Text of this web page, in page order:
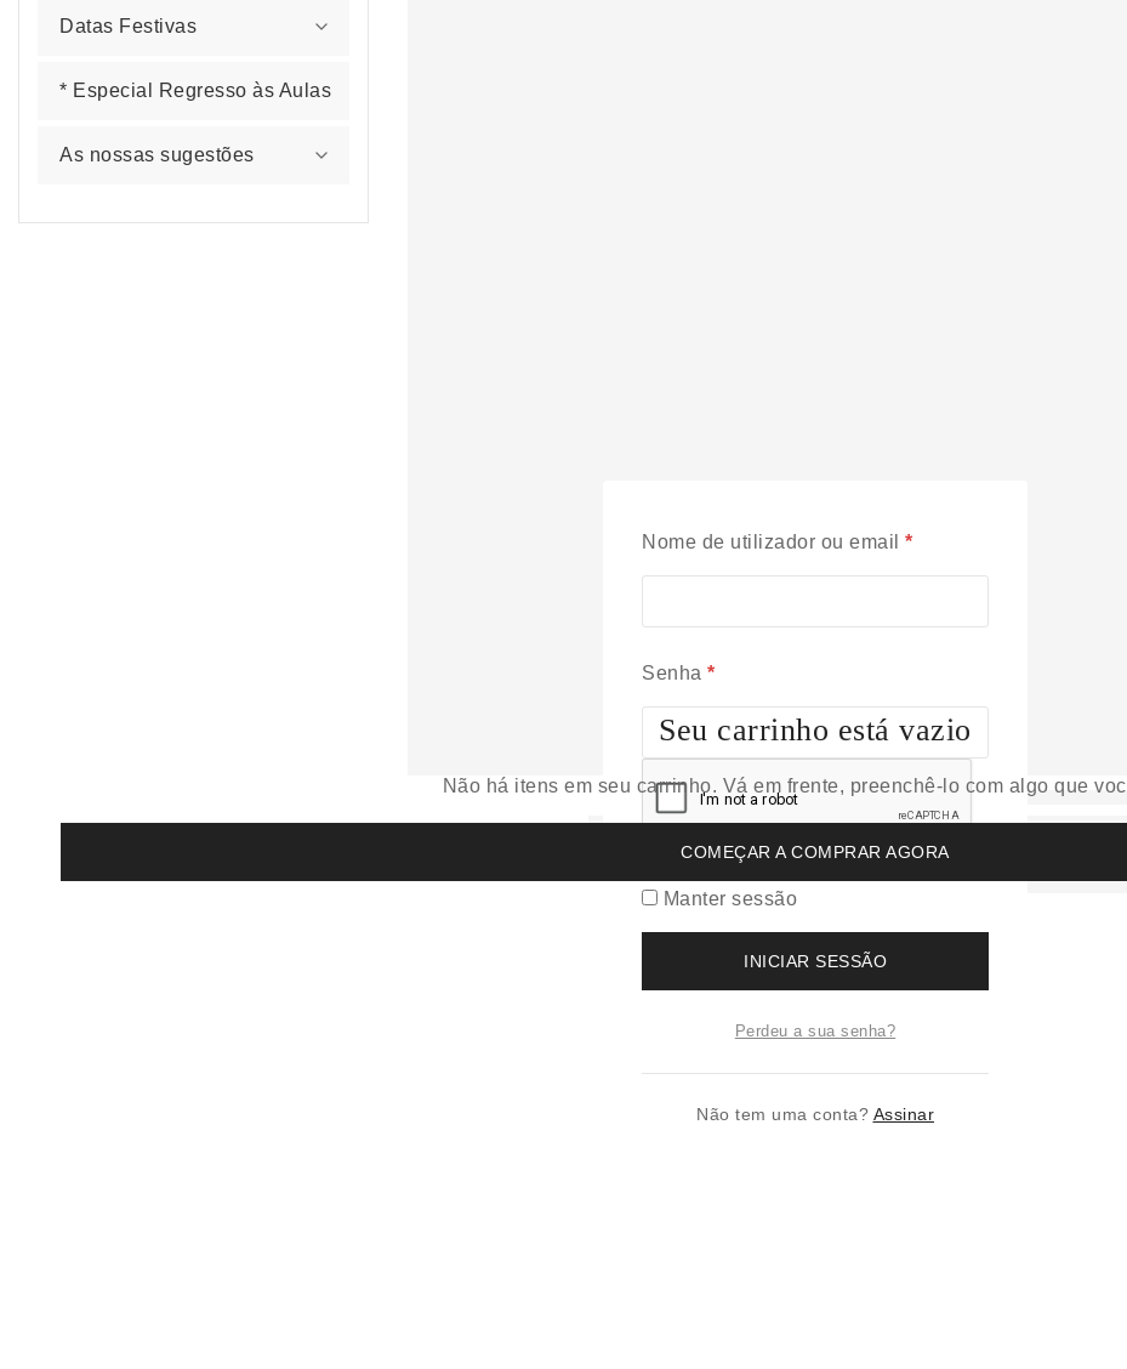
Datas Festivas
* Especial Regresso às Aulas
As nossas sugestões
Nome de utilizador ou email *
Senha *
Manter sessão
INICIAR SESSÃO
Perdeu a sua senha?
Não tem uma conta? Assinar
Seu carrinho está vazio
Não há itens em seu carrinho. Vá em frente, preenchê-lo com algo que
COMEÇAR A COMPRAR AGORA